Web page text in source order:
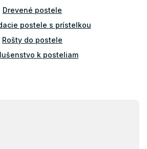
s
u
Drevené postele
postele s prístelkou
Rošty do postele
k posteliam